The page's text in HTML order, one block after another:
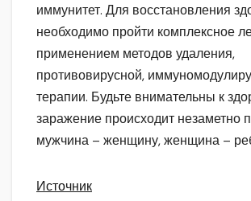
иммунитет. Для восстановления
необходимо пройти комплексное
применением методов удаления,
противовирусной,
терапии. Будьте внимательны к
заражение происходит незаметно
мужчина – женщину, женщина –
Источник